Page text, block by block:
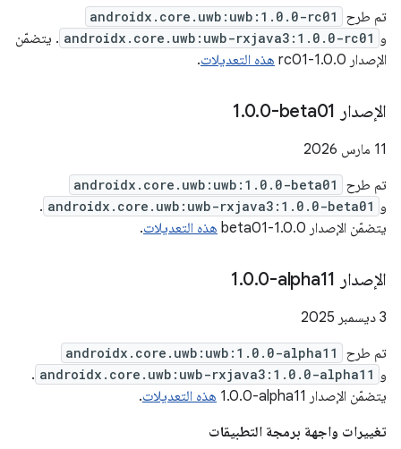
تم طرح
androidx.core.uwb:uwb:1.0.0-rc01
و androidx.core.uwb:uwb-rxjava3:1.0.0-rc01 . يتضمّن
الإصدار 1.0.0-rc01
هذه التعديلات.
الإصدار ‎1 .0.0-beta01
‫11 مارس 2026
تم طرح
androidx.core.uwb:uwb:1.0.0-beta01
و androidx.core.uwb:uwb-rxjava3:1.0.0-beta01
.
يتضمّن الإصدار 1.0.0-beta01
هذه التعديلات.
الإصدار ‎1 .0.0-alpha11
‫3 ديسمبر 2025
تم طرح
androidx.core.uwb:uwb:1.0.0-alpha11
و androidx.core.uwb:uwb-rxjava3:1.0.0-alpha11
.
يتضمّن الإصدار ‎1.0.0-alpha11
هذه التعديلات.
تغييرات واجهة برمجة التطبيقات